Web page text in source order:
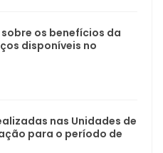
os benefícios da
disponíveis no
nas Unidades de
para o período de